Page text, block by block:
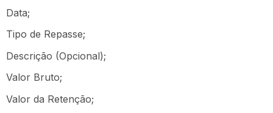
Data;
Tipo de Repasse;
Descrição (Opcional);
Valor Bruto;
Valor da Retenção;